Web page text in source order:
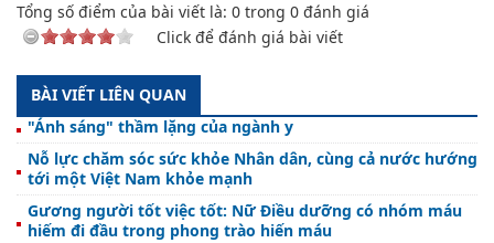
Tổng số điểm của bài viết là: 0 trong 0 đánh giá
Click để đánh giá bài viết
BÀI VIẾT LIÊN QUAN
"Ánh sáng" thầm lặng của ngành y
Nỗ lực chăm sóc sức khỏe Nhân dân, cùng cả nước hướng
tới một Việt Nam khỏe mạnh
Gương người tốt việc tốt: Nữ Điều dưỡng có nhóm máu
hiếm đi đầu trong phong trào hiến máu